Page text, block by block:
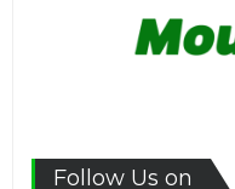
Follow Us on